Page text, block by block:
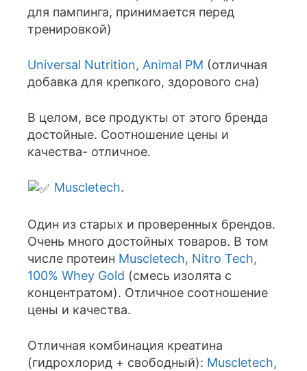
для пампинга, принимается перед
тренировкой)
Universal Nutrition, Animal PM (отличная
добавка для крепкого, здорового сна)
В целом, все продукты от этого бренда
достойные. Соотношение цены и
качества- отличное.
Muscletech.
Один из старых и проверенных брендов.
Очень много достойных товаров. В том
числе протеин Muscletech, Nitro Tech,
100% Whey Gold (смесь изолята с
концентратом). Отличное соотношение
цены и качества.
Отличная комбинация креатина
(гидрохлорид + свободный): Muscletech,